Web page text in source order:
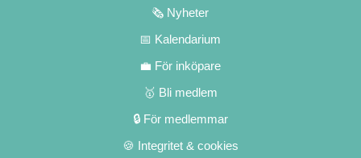
🗞 Nyheter
📅 Kalendarium
💼 För inköpare
🥇 Bli medlem
🔒 För medlemmar
🍪 Integritet & cookies